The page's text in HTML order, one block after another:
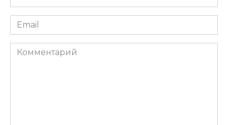
*
Email
*
Комментарий